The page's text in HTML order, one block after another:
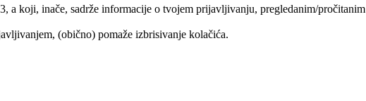
a koji, inače, sadrže informacije o tvojem prijavljivanju, pregledanim/pročitanim
(obično) pomaže izbrisivanje kolačića.